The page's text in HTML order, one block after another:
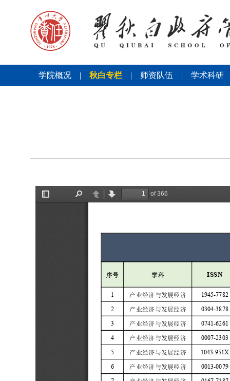
学院概况 | 秋白专栏 | 师资队伍 | 学术科研